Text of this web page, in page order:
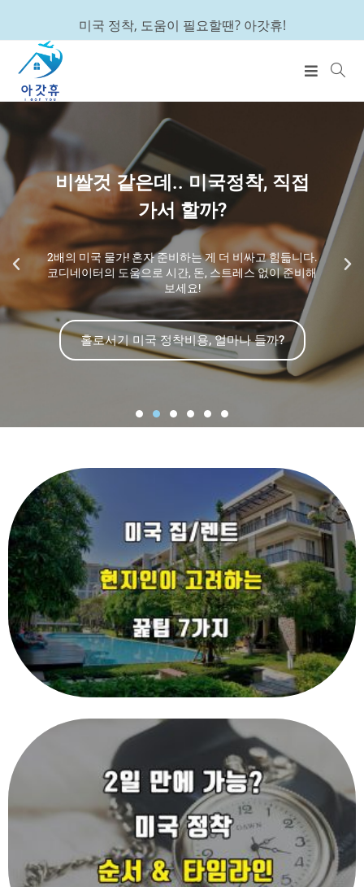
미국 정착, 도움이 필요할땐? 아갓휴!
비쌀것 같은데.. 미국정착, 직접
가서 할까?
2배의 미국 물가! 혼자 준비하는 게 더 비싸고 힘듧니다.
코디네이터의 도움으로 시간, 돈, 스트레스 없이 준비해
보세요!
홀로서기 미국 정착비용, 얼마나 들까?